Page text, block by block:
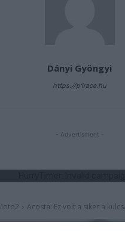
Dányi Gyöngyi
https://p1race.hu
- Advertisment -